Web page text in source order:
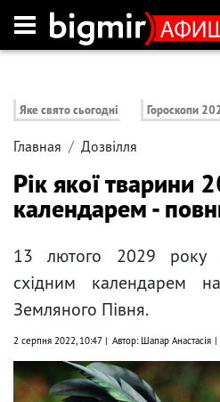
Яке свято сьогодні Гороскопи
Главная Дозвілля
Рік якої тварини
календарем -
13 лютого 2029 року
східним календарем
Земляного Півня.
2 серпня 2022, 10:47 Автор: Шапар Анастасія